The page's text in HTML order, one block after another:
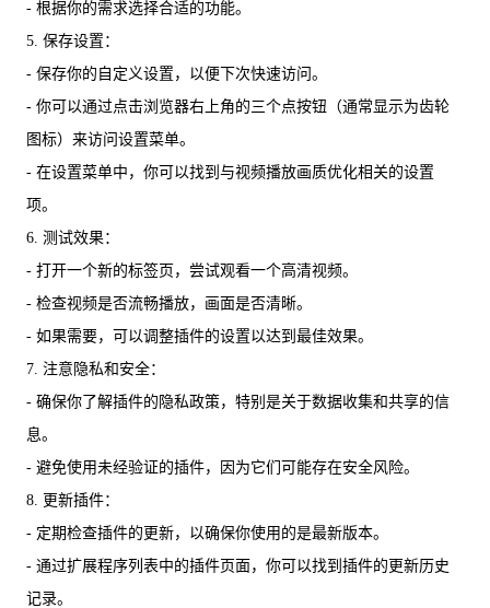
- 根据你的需求选择合适的功能。
5. 保存设置：
- 保存你的自定义设置，以便下次快速访问。
- 你可以通过点击浏览器右上角的三个点按钮（通常显示为齿轮
图标）来访问设置菜单。
- 在设置菜单中，你可以找到与视频播放画质优化相关的设置
项。
6. 测试效果：
- 打开一个新的标签页，尝试观看一个高清视频。
- 检查视频是否流畅播放，画面是否清晰。
- 如果需要，可以调整插件的设置以达到最佳效果。
7. 注意隐私和安全：
- 确保你了解插件的隐私政策，特别是关于数据收集和共享的信
息。
- 避免使用未经验证的插件，因为它们可能存在安全风险。
8. 更新插件：
- 定期检查插件的更新，以确保你使用的是最新版本。
- 通过扩展程序列表中的插件页面，你可以找到插件的更新历史
记录。